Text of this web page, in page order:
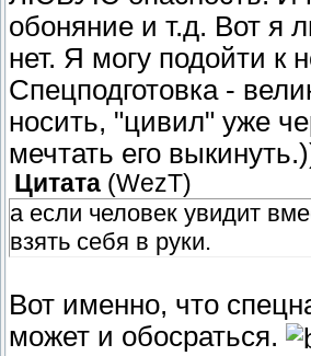
обоняние и т.д. Вот я
нет. Я могу подойти к
Спецподготовка -
носить, "цивил" уже
мечтать его
Цитата (WezT)
а если человек увидит
взять себя в руки.
Вот именно, что
может и обосраться.